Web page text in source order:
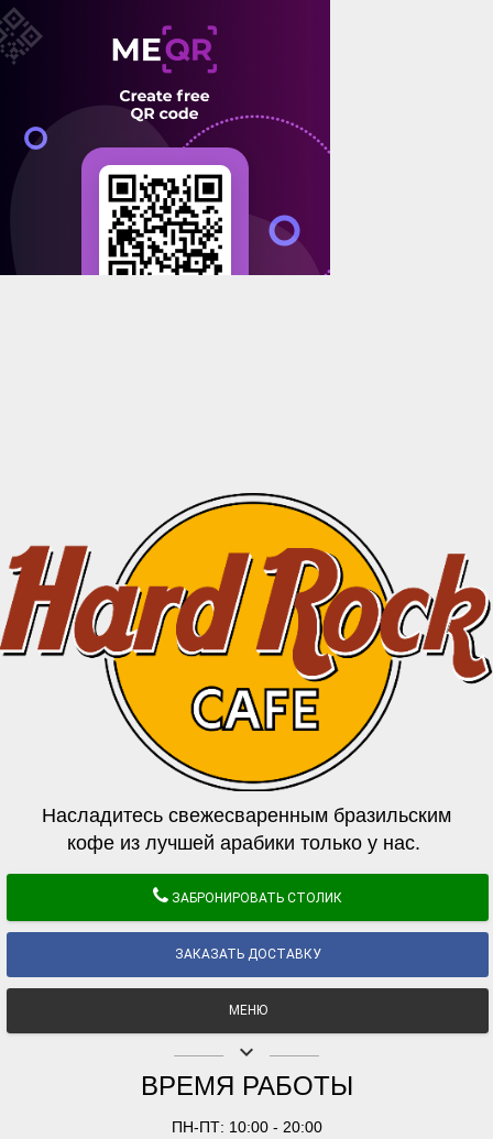
Насладитесь свежесваренным бразильским
кофе из лучшей арабики только у нас.
ЗАБРОНИРОВАТЬ СТОЛИК
ЗАКАЗАТЬ ДОСТАВКУ
МЕНЮ
keyboard_arrow_down
ВРЕМЯ РАБОТЫ
ПН-ПТ: 10:00 - 20:00